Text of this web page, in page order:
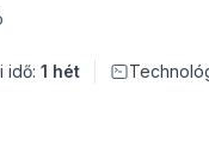
idő: 1 hét